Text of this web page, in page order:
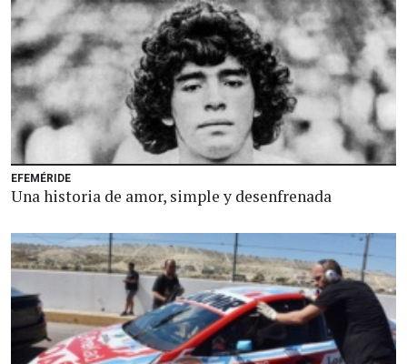
EFEMÉRIDE
Una historia de amor, simple y desenfrenada